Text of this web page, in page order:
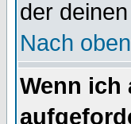
der
Nach oben
Wenn ich